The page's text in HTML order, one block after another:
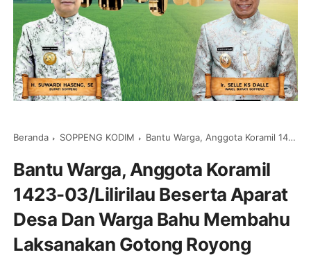
Beranda SOPPENG KODIM Bantu Warga, Anggota Koramil 1423-03/Lilirilau Beserta Aparat Desa Dan Warga Bahu Membahu Laksanakan Gotong Royong Normalisasi Saluran Air
Bantu Warga, Anggota Koramil
1423-03/Lilirilau Beserta Aparat
Desa Dan Warga Bahu Membahu
Laksanakan Gotong Royong